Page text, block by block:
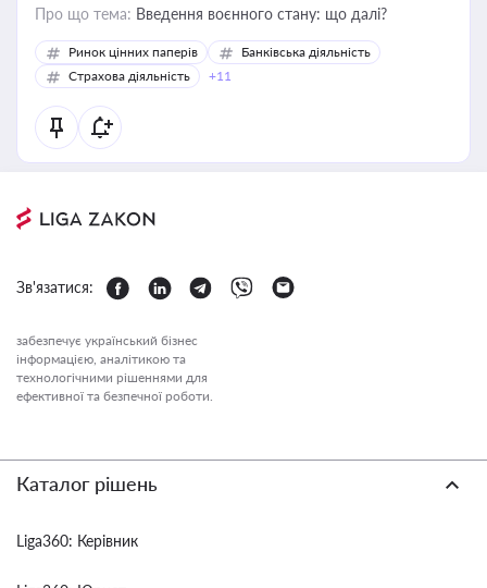
Про що тема: Введення воєнного стану: що далі?
Ринок цінних паперів
Банківська діяльність
Страхова діяльність
+11
Зв'язатися:
забезпечує український бізнес
інформацією, аналітикою та
технологічними рішеннями для
ефективної та безпечної роботи.
Каталог рішень
Liga360: Керівник